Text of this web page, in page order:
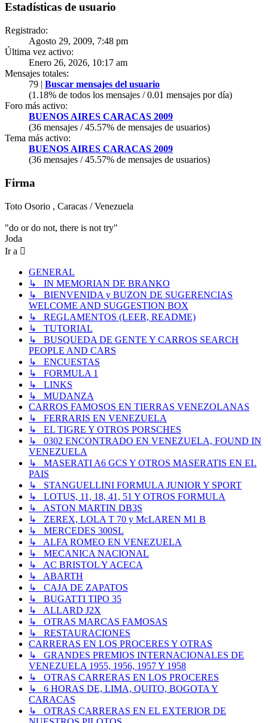
Estadísticas de usuario
Registrado:
Agosto 29, 2009, 7:48 pm
Última vez activo:
Enero 26, 2026, 10:17 am
Mensajes totales:
79 | Buscar mensajes del usuario
(1.18% de todos los mensajes / 0.01 mensajes por día)
Foro más activo:
BUENOS AIRES CARACAS 2009
(36 mensajes / 45.57% de mensajes de usuarios)
Tema más activo:
BUENOS AIRES CARACAS 2009
(36 mensajes / 45.57% de mensajes de usuarios)
Firma
Toto Osorio , Caracas / Venezuela
"do or do not, there is not try"
Joda
Ir a
GENERAL
↳ IN MEMORIAN DE BRANKO
↳ BIENVENIDA y BUZON DE SUGERENCIAS
WELCOME AND SUGGESTION BOX
↳ REGLAMENTOS (LEER, README)
↳ TUTORIAL
↳ BUSQUEDA DE GENTE Y CARROS SEARCH
PEOPLE AND CARS
↳ ENCUESTAS
↳ FORMULA 1
↳ LINKS
↳ MUDANZA
CARROS FAMOSOS EN TIERRAS VENEZOLANAS
↳ FERRARIS EN VENEZUELA
↳ EL TIGRE Y OTROS PORSCHES
↳ 0302 ENCONTRADO EN VENEZUELA, FOUND IN
VENEZUELA
↳ MASERATI A6 GCS Y OTROS MASERATIS EN EL
PAIS
↳ STANGUELLINI FORMULA JUNIOR Y SPORT
↳ LOTUS, 11, 18, 41, 51 Y OTROS FORMULA
↳ ASTON MARTIN DB3S
↳ ZEREX, LOLA T 70 y McLAREN M1 B
↳ MERCEDES 300SL
↳ ALFA ROMEO EN VENEZUELA
↳ MECANICA NACIONAL
↳ AC BRISTOL Y ACECA
↳ ABARTH
↳ CAJA DE ZAPATOS
↳ BUGATTI TIPO 35
↳ ALLARD J2X
↳ OTRAS MARCAS FAMOSAS
↳ RESTAURACIONES
CARRERAS EN LOS PROCERES Y OTRAS
↳ GRANDES PREMIOS INTERNACIONALES DE
VENEZUELA 1955, 1956, 1957 Y 1958
↳ OTRAS CARRERAS EN LOS PROCERES
↳ 6 HORAS DE, LIMA, QUITO, BOGOTA Y
CARACAS
↳ OTRAS CARRERAS EN EL EXTERIOR DE